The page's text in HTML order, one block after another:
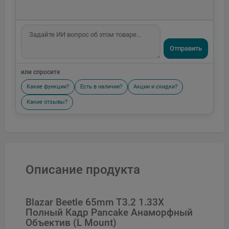
Отправить
или спросите
Какие функции? Есть в наличии? Акции и скидки?
Какие отзывы?
Описание продукта
Blazar Beetle 65mm T3.2 1.33X
Полный Кадр Pancake Анаморфный
Объектив (L Mount)